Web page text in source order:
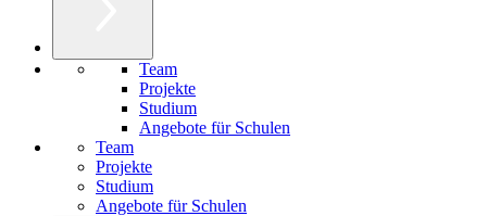
Team
Projekte
Studium
Angebote für Schulen
Team
Projekte
Studium
Angebote für Schulen